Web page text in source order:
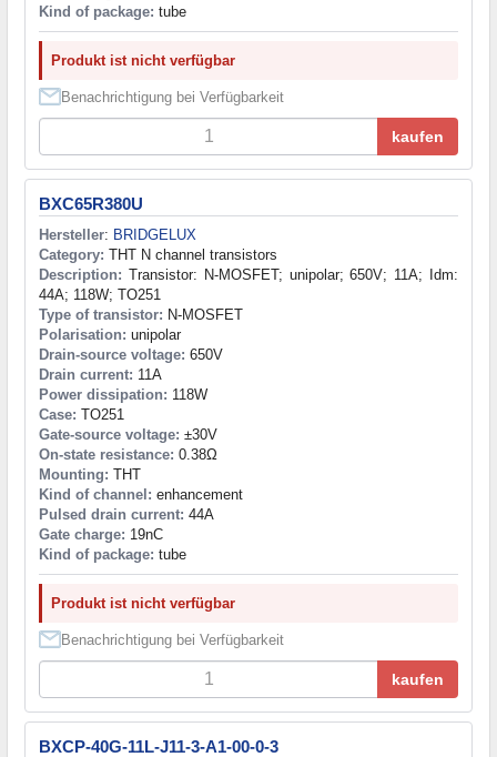
Kind of package: tube
Produkt ist nicht verfügbar
Benachrichtigung bei Verfügbarkeit
kaufen
BXC65R380U
Hersteller: BRIDGELUX
Category: THT N channel transistors
Description: Transistor: N-MOSFET; unipolar; 650V; 11A; Idm:
44A; 118W; TO251
Type of transistor: N-MOSFET
Polarisation: unipolar
Drain-source voltage: 650V
Drain current: 11A
Power dissipation: 118W
Case: TO251
Gate-source voltage: ±30V
On-state resistance: 0.38Ω
Mounting: THT
Kind of channel: enhancement
Pulsed drain current: 44A
Gate charge: 19nC
Kind of package: tube
Produkt ist nicht verfügbar
Benachrichtigung bei Verfügbarkeit
kaufen
BXCP-40G-11L-J11-3-A1-00-0-3